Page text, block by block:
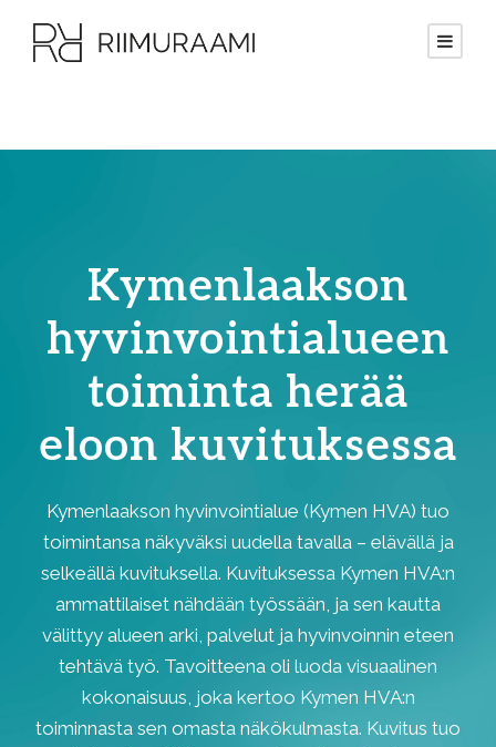
Kymenlaakson
hyvinvointialueen
toiminta herää
eloon kuvituksessa
Kymenlaakson hyvinvointialue (Kymen HVA) tuo
toimintansa näkyväksi uudella tavalla – elävällä ja
selkeällä kuvituksella. Kuvituksessa Kymen HVA:n
ammattilaiset nähdään työssään, ja sen kautta
välittyy alueen arki, palvelut ja hyvinvoinnin eteen
tehtävä työ. Tavoitteena oli luoda visuaalinen
kokonaisuus, joka kertoo Kymen HVA:n
toiminnasta sen omasta näkökulmasta. Kuvitus tuo